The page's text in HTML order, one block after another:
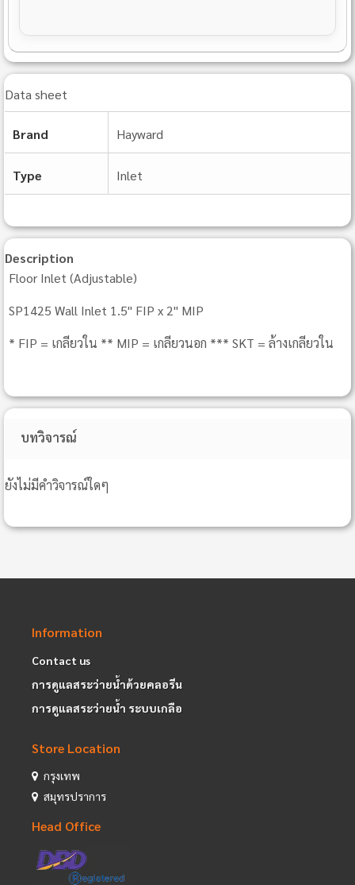
Data sheet
Brand Hayward
Type Inlet
Description
Floor Inlet (Adjustable)
SP1425 Wall Inlet 1.5" FIP x 2" MIP
* FIP = เกลียวใน ** MIP = เกลียวนอก *** SKT = ล้างเกลียวใน
บทวิจารณ์
ยังไม่มีคำวิจารณ์ใดๆ
Information
Contact us
การดูแลสระว่ายน้ำด้วยคลอรีน
การดูแลสระว่ายน้ำ ระบบเกลือ
Store Location
กรุงเทพ
สมุทรปราการ
Head Office